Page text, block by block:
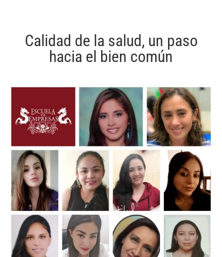
Calidad de la salud, un paso
hacia el bien común